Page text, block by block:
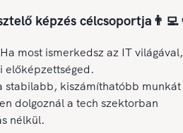
képzés
most ismerkedsz az IT
előképzettséged.
stabilabb, kiszámíthatóbb munkát
dolgoznál a tech szektorban
nélkül.